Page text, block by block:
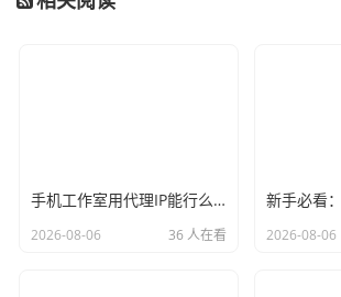
手机工作室用代理IP能行么？过来人的经验告诉你答案
2026-08-06 36 人在看 2026-08-06